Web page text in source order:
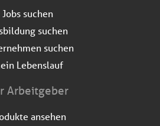
Jobs suchen
suchen
suchen
Lebenslauf
Arbeitgeber
ansehen